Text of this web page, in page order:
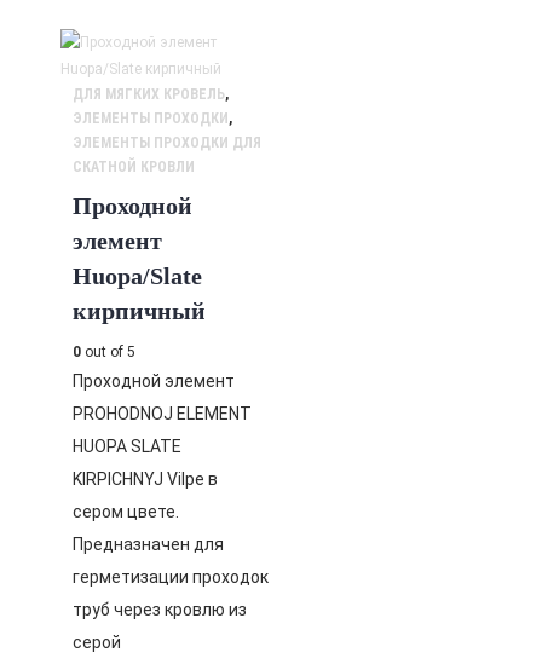
ДЛЯ МЯГКИХ КРОВЕЛЬ,
ЭЛЕМЕНТЫ ПРОХОДКИ ,
ЭЛЕМЕНТЫ ПРОХОДКИ ДЛЯ
СКАТНОЙ КРОВЛИ
Проходной
элемент
Huopa/Slate
кирпичный
0 out of 5
Проходной элемент
PROHODNOJ ELEMENT
HUOPA SLATE
KIRPICHNYJ Vilpe в
сером цвете.
Предназначен для
герметизации проходок
труб через кровлю из
серой